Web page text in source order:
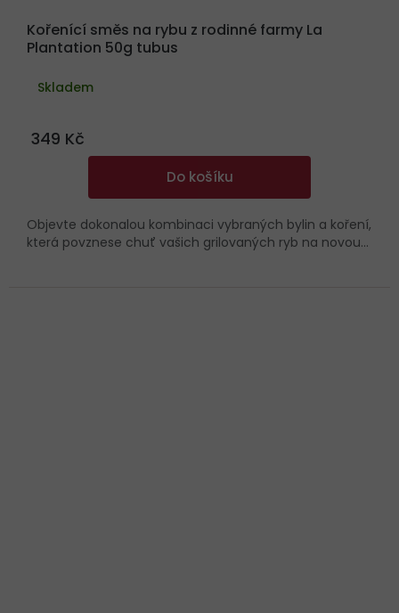
Kořenící směs na rybu z rodinné farmy La
Plantation 50g tubus
Skladem
349 Kč
Do košíku
Objevte dokonalou kombinaci vybraných bylin a koření,
která povznese chuť vašich grilovaných ryb na novou...